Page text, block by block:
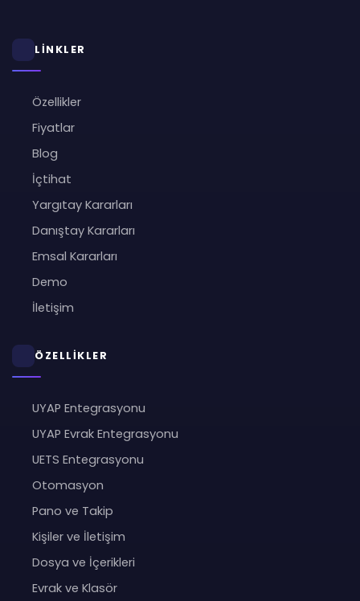
LİNKLER
Özellikler
Fiyatlar
Blog
İçtihat
Yargıtay Kararları
Danıştay Kararları
Emsal Kararları
Demo
İletişim
ÖZELLİKLER
UYAP Entegrasyonu
UYAP Evrak Entegrasyonu
UETS Entegrasyonu
Otomasyon
Pano ve Takip
Kişiler ve İletişim
Dosya ve İçerikleri
Evrak ve Klasör